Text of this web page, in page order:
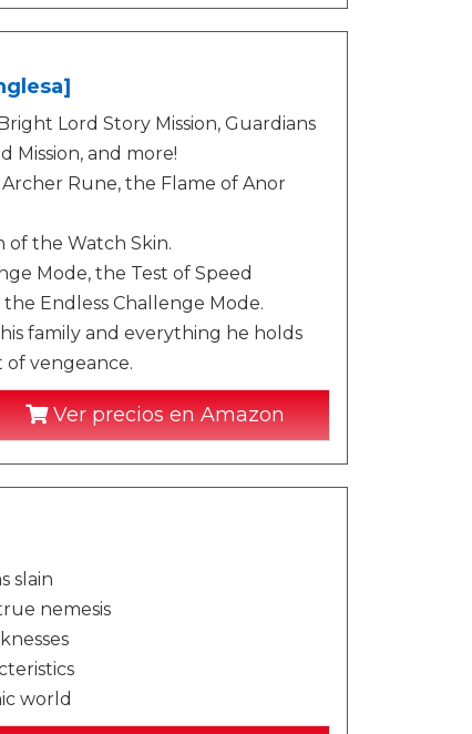
Lord Story Mission, Guardians
Mission, and more!
Rune, the Flame of Anor
of the Watch Skin.
Mode, the Test of Speed
Endless Challenge Mode.
family and everything he holds
vengeance.
Ver precios en Amazon
slain
nemesis
world